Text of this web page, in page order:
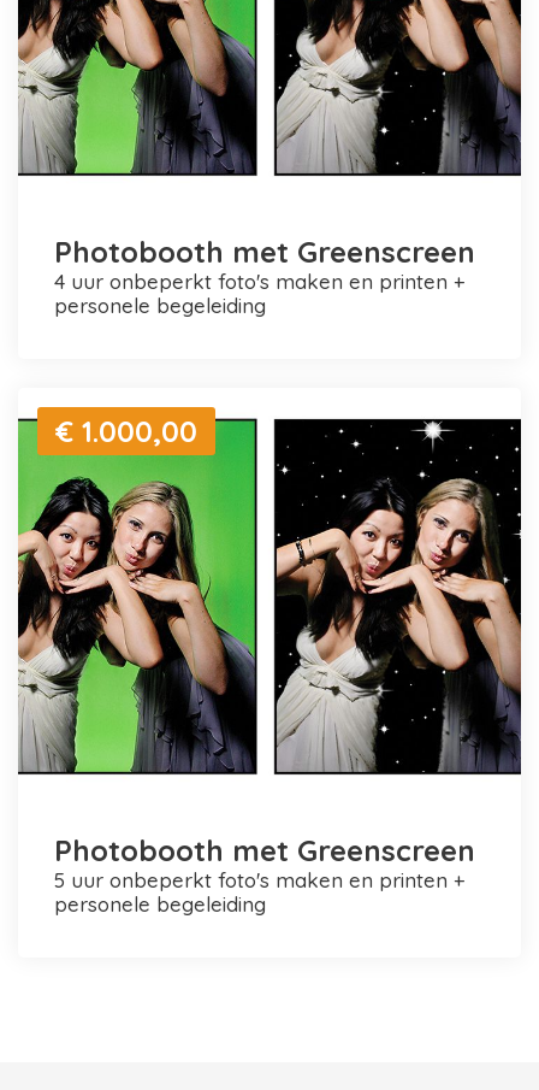
Photobooth met Greenscreen
4 uur onbeperkt foto's maken en printen +
personele begeleiding
€ 1.000,00
Photobooth met Greenscreen
5 uur onbeperkt foto's maken en printen +
personele begeleiding